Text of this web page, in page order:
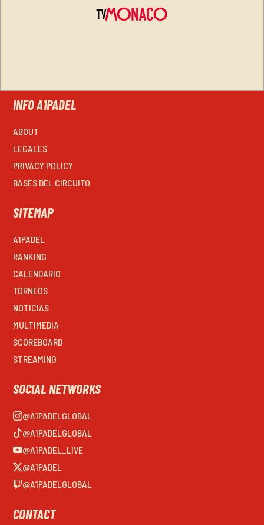
INFO A1PADEL
ABOUT
LEGALES
PRIVACY POLICY
BASES DEL CIRCUITO
SITEMAP
A1PADEL
RANKING
CALENDARIO
TORNEOS
NOTICIAS
MULTIMEDIA
SCOREBOARD
STREAMING
SOCIAL NETWORKS
@A1PADELGLOBAL
@A1PADELGLOBAL
@A1PADEL_LIVE
@A1PADEL
@A1PADELGLOBAL
CONTACT